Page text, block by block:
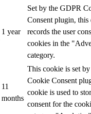
1 year
Set by the GDPR
Consent plugin, this
records the user
cookies in the
category.
11
months
This cookie is set
Cookie Consent
cookie is used to
consent for the